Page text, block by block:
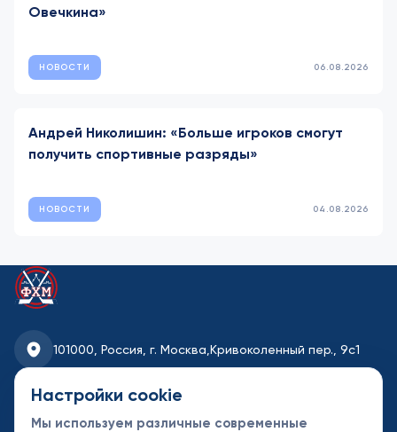
Овечкина»
НОВОСТИ 06.08.2026
Андрей Николишин: «Больше игроков смогут
получить спортивные разряды»
НОВОСТИ 04.08.2026
101000, Россия, г. Москва, Кривоколенный пер., 9с1
fhmoscow@mail.ru
8-495-621-35-95
Настройки cookie
Мы используем различные современные